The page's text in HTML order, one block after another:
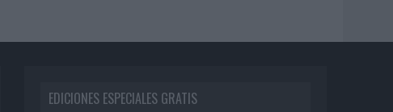
EDICIONES ESPECIALES GRATIS